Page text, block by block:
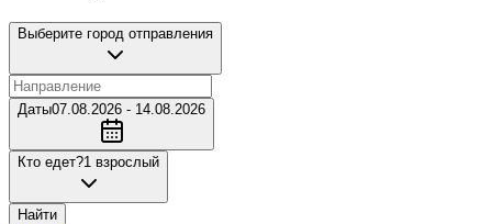
Выберите город отправления
Даты07.08.2026 - 14.08.2026
Кто едет?1 взрослый
Найти